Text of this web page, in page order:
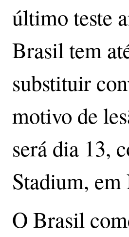
último teste
Brasil tem
substituir
motivo de
será dia 13,
Stadium, em
O Brasil